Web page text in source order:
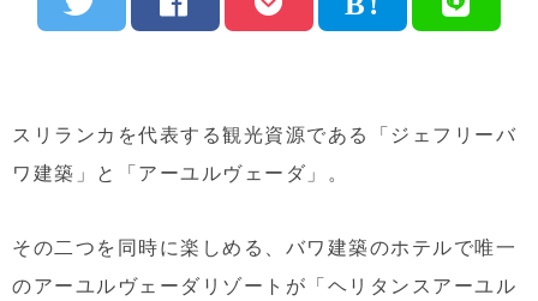
スリランカを代表する観光資源である「ジェフリーバ
ワ建築」と「アーユルヴェーダ」。
その二つを同時に楽しめる、バワ建築のホテルで唯一
のアーユルヴェーダリゾートが「ヘリタンスアーユル